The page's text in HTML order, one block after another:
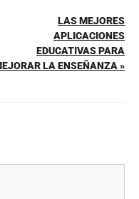
LAS MEJORES
APLICACIONES
EDUCATIVAS PARA
LA ENSEÑANZA »